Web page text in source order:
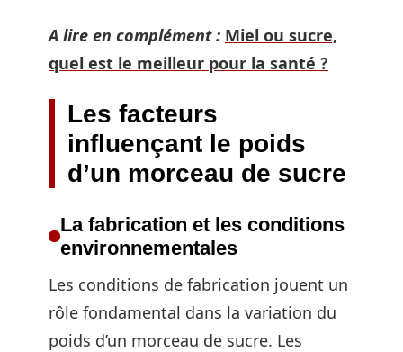
A lire en complément : Miel ou sucre,
quel est le meilleur pour la santé ?
Les facteurs
influençant le poids
d’un morceau de sucre
La fabrication et les conditions
environnementales
Les conditions de fabrication jouent un
rôle fondamental dans la variation du
poids d’un morceau de sucre. Les